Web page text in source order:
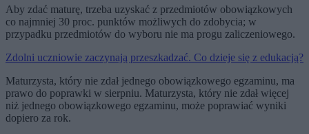
Aby zdać maturę, trzeba uzyskać z przedmiotów obowiązkowych
co najmniej 30 proc. punktów możliwych do zdobycia; w
przypadku przedmiotów do wyboru nie ma progu zaliczeniowego.
Zdolni uczniowie zaczynają przeszkadzać. Co dzieje się z edukacją?
Maturzysta, który nie zdał jednego obowiązkowego egzaminu, ma
prawo do poprawki w sierpniu. Maturzysta, który nie zdał więcej
niż jednego obowiązkowego egzaminu, może poprawiać wyniki
dopiero za rok.